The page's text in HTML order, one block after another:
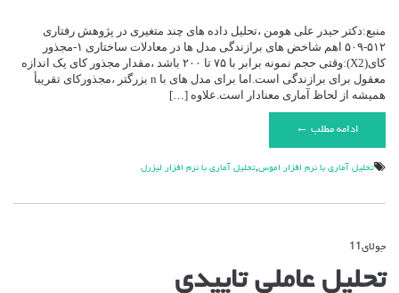
معادلات
ساختاری
منبع:دکتر حیدر علی هومن ،تحلیل داده های چند متغیری در پژوهش رفتاری
۵۱۲-۵۰۹ اهم شاخض های برازندگی مدل ها در معادلات ساختاری ۱-مجذور
کای(X2):وقتی حجم نمونه برابر با ۷۵ تا ۲۰۰ باشد ،مقدار مجذور کای یک اندازه
معقول برای برازندگی است.اما برای مدل های با n بزرگتر ،مجذورکای تقریبأ
همیشه از لحاظ آماری معنادار است.علاوه […]
ادامه مطلب ←
تحليل آماري با نرم افزار اموس,تحليل آماري با نرم افزار ليزرل
جولای11
تحلیل
تحلیل عاملی تاییدی